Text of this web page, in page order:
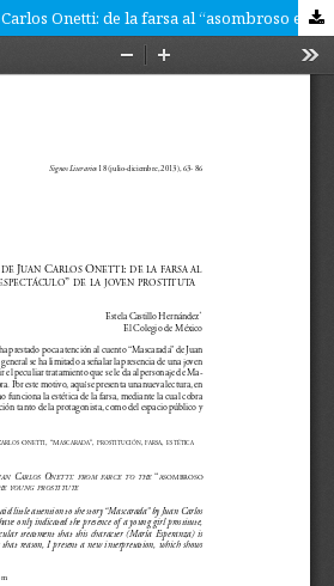
“Mascarada” de Juan Carlos Onetti: de la farsa al “asombroso espectáculo” de la joven prostituta